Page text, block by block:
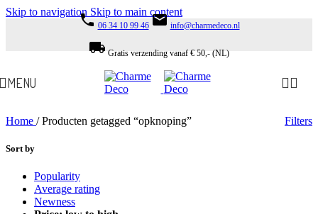
Skip to navigation Skip to main content
phone 06 34 10 99 46 email info@charmedeco.nl
local_shipping Gratis verzending vanaf € 50,- (NL)
MENU
Home / Producten getagged “opknoping” Filters
Sort by
Popularity
Average rating
Newness